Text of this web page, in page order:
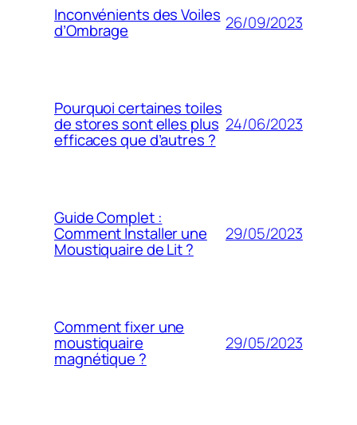
Inconvénients des Voiles
d’Ombrage 26/09/2023
Pourquoi certaines toiles
de stores sont elles plus
efficaces que d’autres ?
24/06/2023
Guide Complet :
Comment Installer une
Moustiquaire de Lit ?
29/05/2023
Comment fixer une
moustiquaire
magnétique ?
29/05/2023